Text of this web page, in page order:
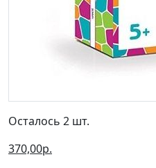
Осталось 2 шт.
370,00р.